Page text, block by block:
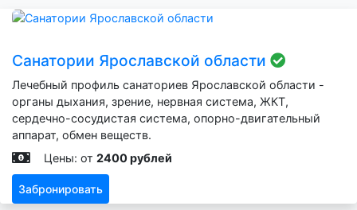
Санатории Ярославской области
Лечебный профиль санаториев Ярославской области -
органы дыхания, зрение, нервная система, ЖКТ,
сердечно-сосудистая система, опорно-двигательный
аппарат, обмен веществ.
Цены: от 2400 рублей
Забронировать